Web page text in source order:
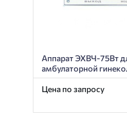
Аппарат ЭХВЧ-75Вт
амбулаторной
Цена по запросу